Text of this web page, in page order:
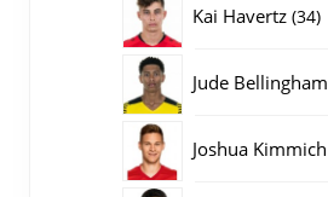
Kai Havertz 3434
Jude Bellingham
Joshua Kimmich